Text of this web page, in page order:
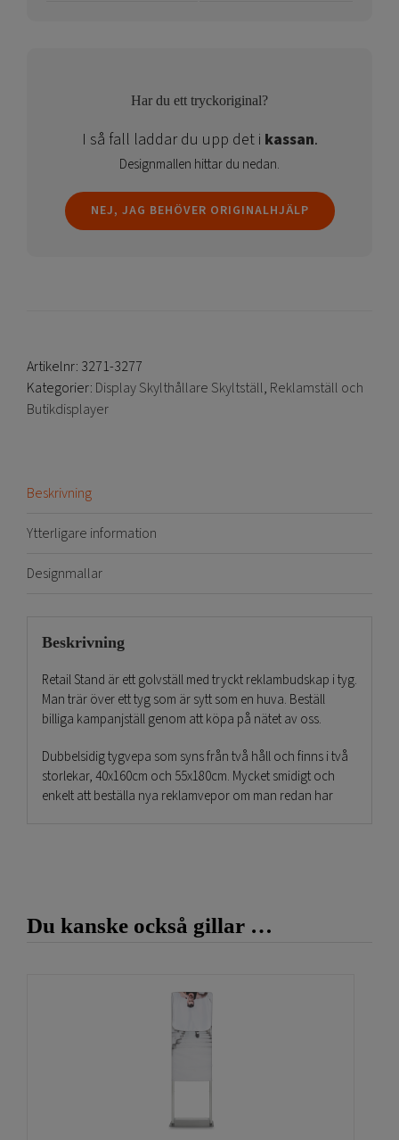
Har du ett tryckoriginal?
I så fall laddar du upp det i kassan.
Designmallen hittar du nedan.
NEJ, JAG BEHÖVER ORIGINALHJÄLP
Artikelnr: 3271-3277
Kategorier: Display Skylthållare Skyltställ, Reklamställ och
Butikdisplayer
Beskrivning
Ytterligare information
Designmallar
Beskrivning
Retail Stand är ett golvställ med tryckt reklambudskap i tyg.
Man trär över ett tyg som är sytt som en huva. Beställ
billiga kampanjställ genom att köpa på nätet av oss.
Dubbelsidig tygvepa som syns från två håll och finns i två
storlekar, 40x160cm och 55x180cm. Mycket smidigt och
enkelt att beställa nya reklamvepor om man redan har
skärpan på texter och logotyper blir perfekt. Trycket på
tyget ingår alltid i priset och man kan välja mellan alla
textbudskap samt att man placerar dit företagets eller
produktens logga på lämpligt ställe.
Dessa retailstand fungerar på liknande sett vad det gäller
Du kanske också gillar …